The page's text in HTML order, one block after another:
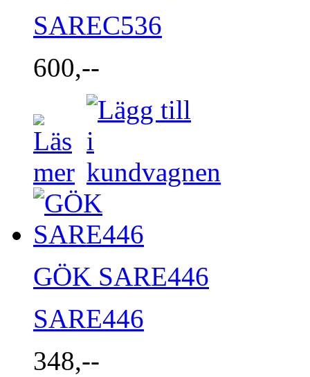
SAREC536
600,--
GÖK SARE446
SARE446
348,--